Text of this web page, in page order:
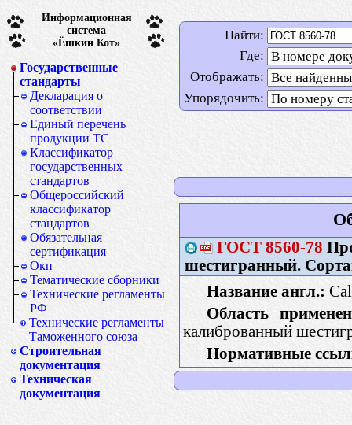
Информационная
система
«Ёшкин Кот»
Государственные
стандарты
Декларация о
соответствии
Единый перечень
продукции ТС
Классификатор
государственных
стандартов
Общероссийский
классификатор
стандартов
Обязательная
сертификация
Окп
Тематические сборники
Технические регламенты
РФ
Технические регламенты
Таможенного союза
Строительная
документация
Техническая
документация
Найти:
Где:
Отображать:
Упорядочить:
ГОСТ 8560-78
шестигранный.
Название англ.:
Область
калиброванный
Нормативные